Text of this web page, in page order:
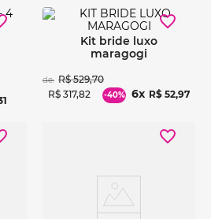
Ver detalhes
kit bride luxo
maragogi
de: R$ 529,70
R$ 317,82 -40% 6 R$ 52,97
Ver detalhes